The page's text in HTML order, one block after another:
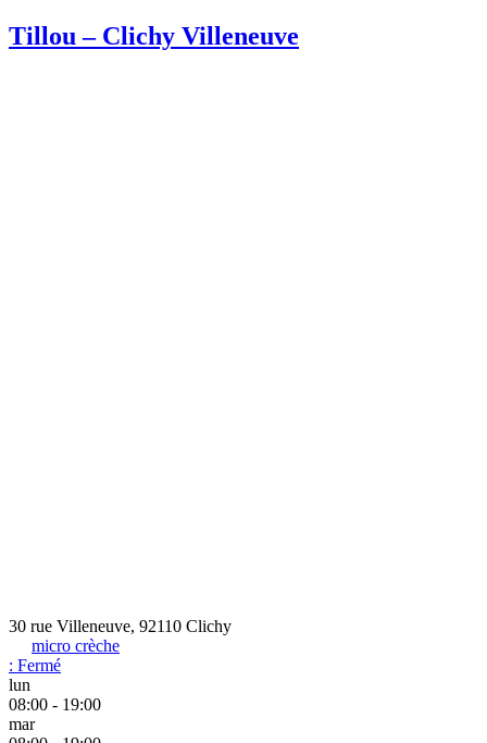
Tillou – Clichy Villeneuve
30 rue Villeneuve, 92110 Clichy
micro crèche
: Fermé
lun
08:00 - 19:00
mar